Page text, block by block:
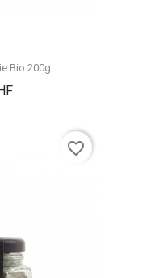
Bio 200g
Prix
favorite_border